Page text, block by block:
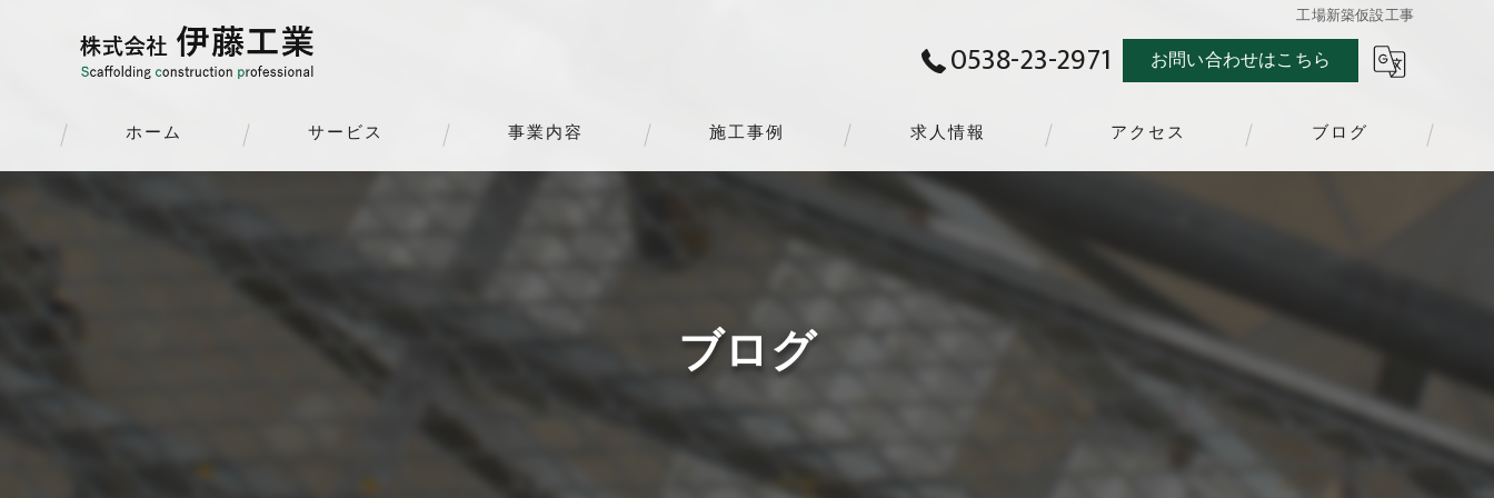
工場新築仮設工事
0538-23-2971 お問い合わせはこちら
ホーム サービス 事業内容 施工事例 求人情報 アクセス ブログ
ブログ